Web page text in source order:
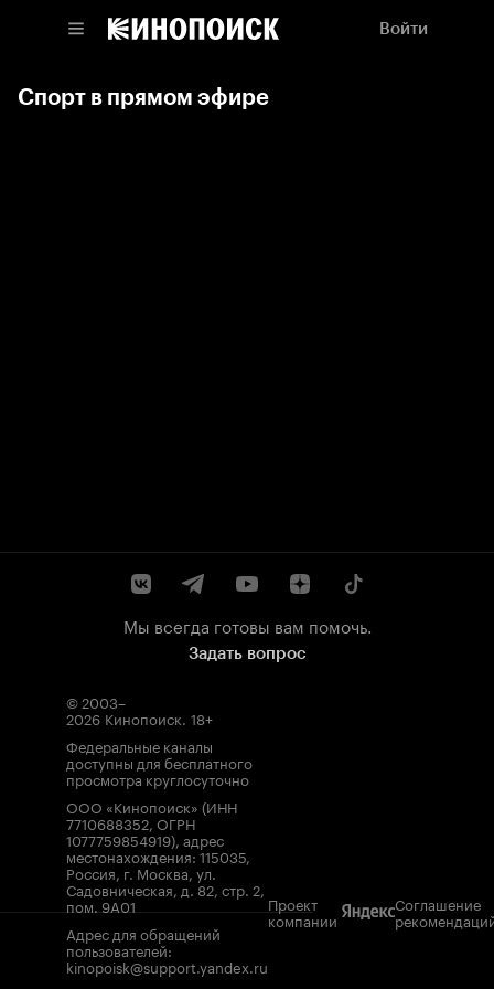
Войти
Спорт в прямом эфире
Мы всегда готовы вам помочь.
Задать вопрос
© 2003–
2026 Кинопоиск. 18+
Федеральные каналы
доступны для бесплатного
просмотра круглосуточно
ООО «Кинопоиск» (ИНН
7710688352, ОГРН
1077759854919), адрес
местонахождения: 115035,
Россия, г. Москва, ул.
Садовническая, д. 82, стр. 2,
пом. 9А01
Адрес для обращений
пользователей:
kinopoisk@support.yandex.ru
Проект
компании
Соглашение